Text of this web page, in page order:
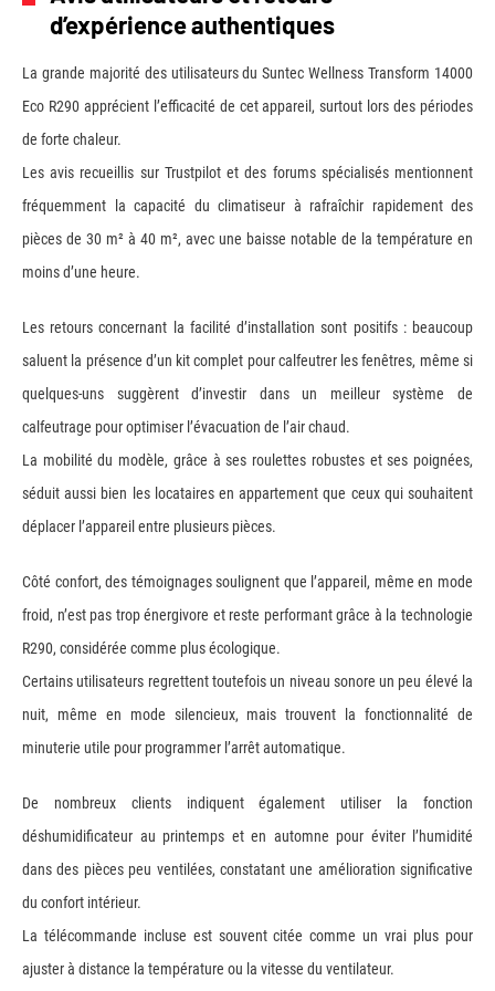
d’expérience authentiques
La grande majorité des utilisateurs du Suntec Wellness Transform 14000
Eco R290 apprécient l’efficacité de cet appareil, surtout lors des périodes
de forte chaleur.
Les avis recueillis sur Trustpilot et des forums spécialisés mentionnent
fréquemment la capacité du climatiseur à rafraîchir rapidement des
pièces de 30 m² à 40 m², avec une baisse notable de la température en
moins d’une heure.
Les retours concernant la facilité d’installation sont positifs : beaucoup
saluent la présence d’un kit complet pour calfeutrer les fenêtres, même si
quelques-uns suggèrent d’investir dans un meilleur système de
calfeutrage pour optimiser l’évacuation de l’air chaud.
La mobilité du modèle, grâce à ses roulettes robustes et ses poignées,
séduit aussi bien les locataires en appartement que ceux qui souhaitent
déplacer l’appareil entre plusieurs pièces.
Côté confort, des témoignages soulignent que l’appareil, même en mode
froid, n’est pas trop énergivore et reste performant grâce à la technologie
R290, considérée comme plus écologique.
Certains utilisateurs regrettent toutefois un niveau sonore un peu élevé la
nuit, même en mode silencieux, mais trouvent la fonctionnalité de
minuterie utile pour programmer l’arrêt automatique.
De nombreux clients indiquent également utiliser la fonction
déshumidificateur au printemps et en automne pour éviter l’humidité
dans des pièces peu ventilées, constatant une amélioration significative
du confort intérieur.
La télécommande incluse est souvent citée comme un vrai plus pour
ajuster à distance la température ou la vitesse du ventilateur.